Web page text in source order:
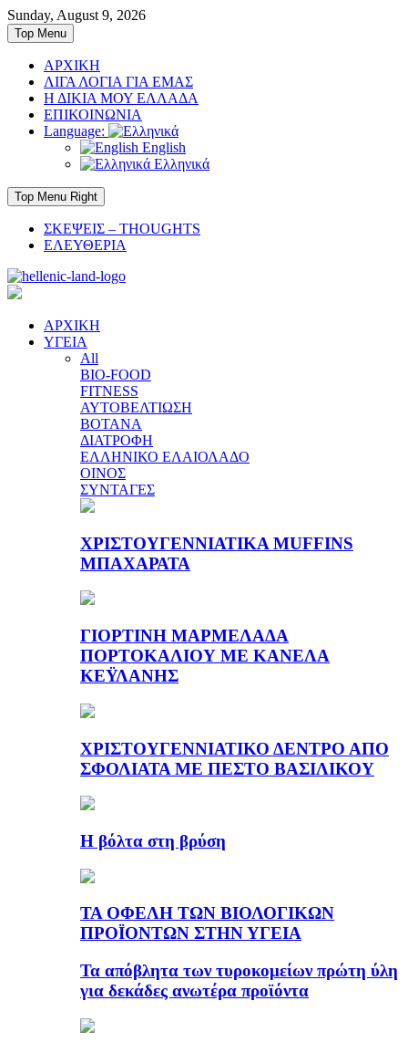
Skip
to
content
Sunday, August 9, 2026
Top Menu
ΑΡΧΙΚΗ
ΛΙΓΑ ΛΟΓΙΑ ΓΙΑ ΕΜΑΣ
Η ΔΙΚΙΑ ΜΟΥ ΕΛΛΑΔΑ
ΕΠΙΚΟΙΝΩΝΙΑ
Language:
English
Ελληνικά
Top Menu Right
ΣΚΕΨΕΙΣ – THOUGHTS
ΕΛΕΥΘΕΡΙΑ
ΑΡΧΙΚΗ
ΥΓΕΙΑ
All
BIO-FOOD
FITNESS
ΑΥΤΟΒΕΛΤΙΩΣΗ
ΒΟΤΑΝΑ
ΔΙΑΤΡΟΦΗ
ΕΛΛΗΝΙΚΟ ΕΛΑΙΟΛΑΔΟ
ΟΙΝΟΣ
ΣΥΝΤΑΓΕΣ
ΧΡΙΣΤΟΥΓΕΝΝΙΑΤΙΚΑ MUFFINS
ΜΠΑΧΑΡΑΤΑ
ΓΙΟΡΤΙΝΗ ΜΑΡΜΕΛΑΔΑ
ΠΟΡΤΟΚΑΛΙΟΥ ΜΕ ΚΑΝΕΛΑ
ΚΕΫΛΑΝΗΣ
ΧΡΙΣΤΟΥΓΕΝΝΙΑΤΙΚΟ ΔΕΝΤΡΟ ΑΠΟ
ΣΦΟΛΙΑΤΑ ΜΕ ΠΕΣΤΟ ΒΑΣΙΛΙΚΟΥ
Η βόλτα στη βρύση
ΤΑ ΟΦΕΛΗ ΤΩΝ ΒΙΟΛΟΓΙΚΩΝ
ΠΡΟΪΟΝΤΩΝ ΣΤΗΝ ΥΓΕΙΑ
Τα απόβλητα των τυροκομείων πρώτη ύλη
για δεκάδες ανωτέρα προϊόντα